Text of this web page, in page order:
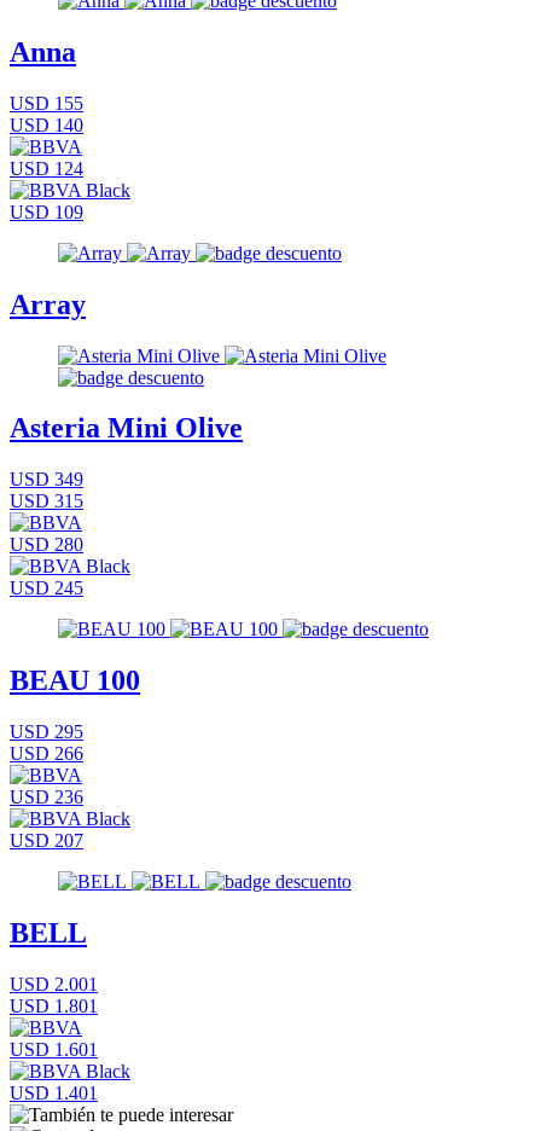
Anna
USD 155
USD 140
USD 124
USD 109
Array
Asteria Mini Olive
USD 349
USD 315
USD 280
USD 245
BEAU 100
USD 295
USD 266
USD 236
USD 207
BELL
USD 2.001
USD 1.801
USD 1.601
USD 1.401